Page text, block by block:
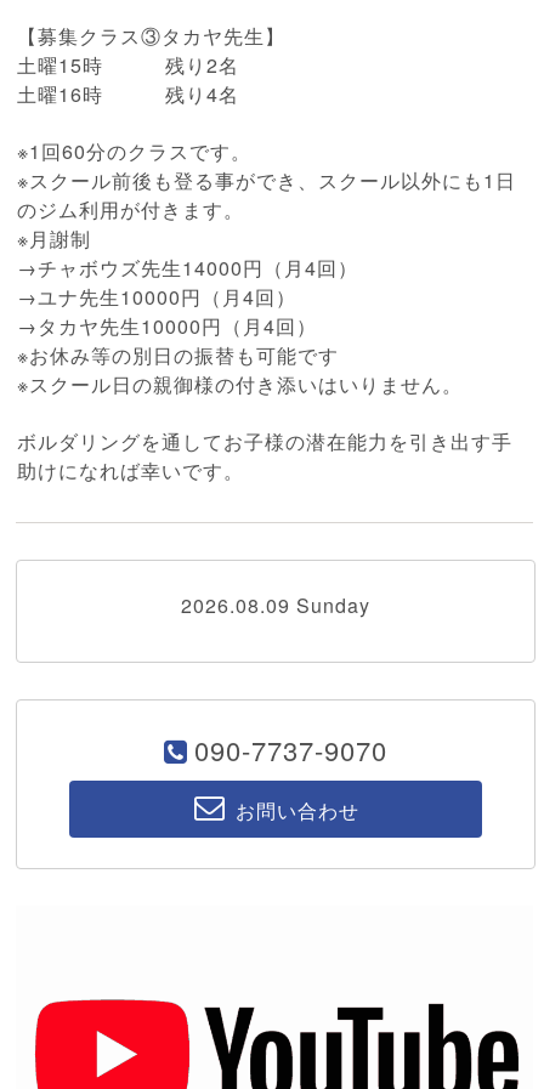
【募集クラス③タカヤ先生】
土曜15時 残り2名
土曜16時 残り4名
※1回60分のクラスです。
※スクール前後も登る事ができ、スクール以外にも1日
のジム利用が付きます。
※月謝制
→チャボウズ先生14000円（月4回）
→ユナ先生10000円（月4回）
→タカヤ先生10000円（月4回）
※お休み等の別日の振替も可能です
※スクール日の親御様の付き添いはいりません。
ボルダリングを通してお子様の潜在能力を引き出す手
助けになれば幸いです。
2026.08.09 Sunday
090-7737-9070
お問い合わせ